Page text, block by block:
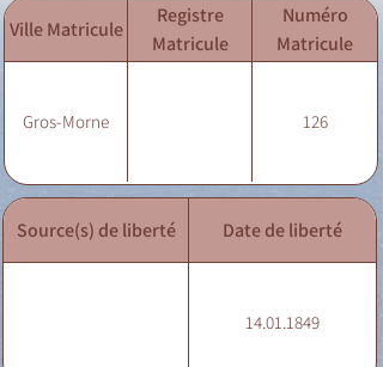
Ville Matricule
Registre
Matricule
Numéro
Matricule
Gros-Morne 126
Source(s) de liberté Date de liberté
14.01.1849